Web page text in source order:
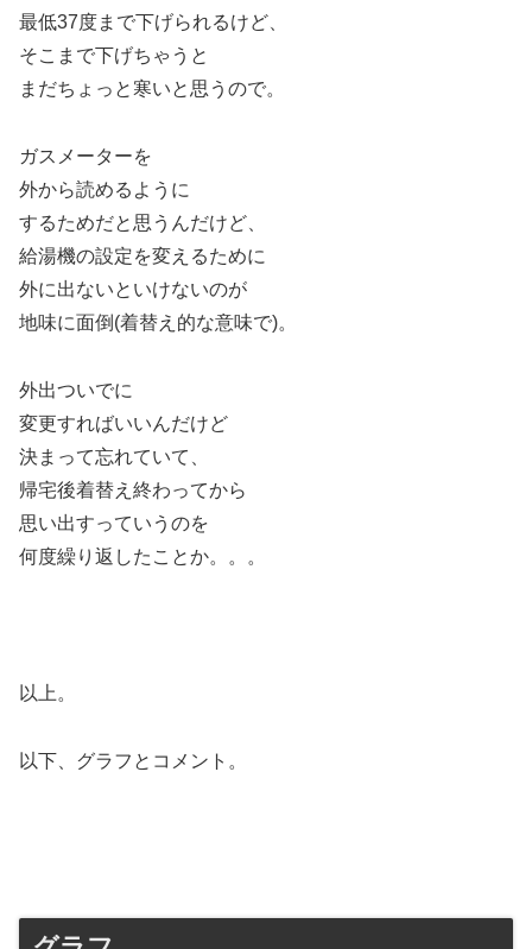
最低37度まで下げられるけど、
そこまで下げちゃうと
まだちょっと寒いと思うので。
ガスメーターを
外から読めるように
するためだと思うんだけど、
給湯機の設定を変えるために
外に出ないといけないのが
地味に面倒(着替え的な意味で)。
外出ついでに
変更すればいいんだけど
決まって忘れていて、
帰宅後着替え終わってから
思い出すっていうのを
何度繰り返したことか。。。
以上。
以下、グラフとコメント。